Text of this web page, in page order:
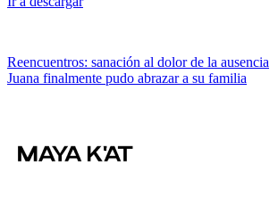
Navegación
de
Reencuentros: sanación al dolor de la ausencia
Juana finalmente pudo abrazar a su familia